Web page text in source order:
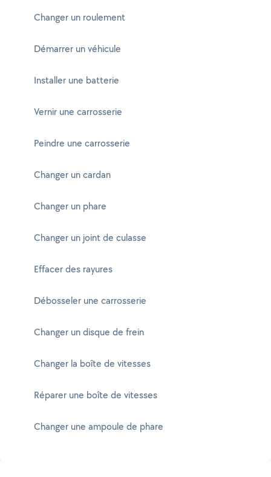
Changer un roulement
Démarrer un véhicule
Installer une batterie
Vernir une carrosserie
Peindre une carrosserie
Changer un cardan
Changer un phare
Changer un joint de culasse
Effacer des rayures
Débosseler une carrosserie
Changer un disque de frein
Changer la boîte de vitesses
Réparer une boîte de vitesses
Changer une ampoule de phare